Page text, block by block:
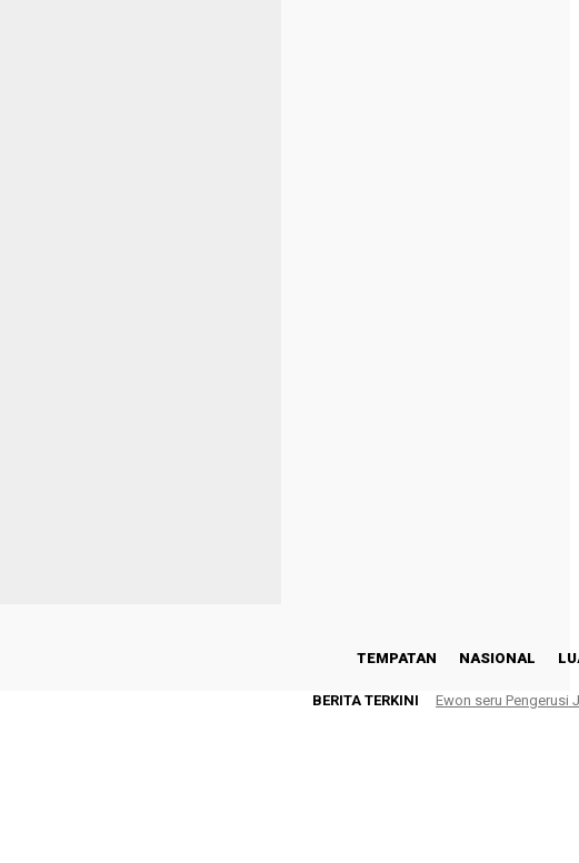
TEMPATAN NASIONAL
BERITA TERKINI Ewon seru Pengerusi